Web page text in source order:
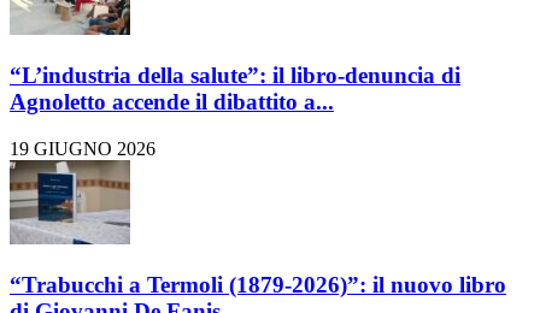
“L’industria della salute”: il libro-denuncia di
Agnoletto accende il dibattito a...
19 GIUGNO 2026
“Trabucchi a Termoli (1879-2026)”: il nuovo libro